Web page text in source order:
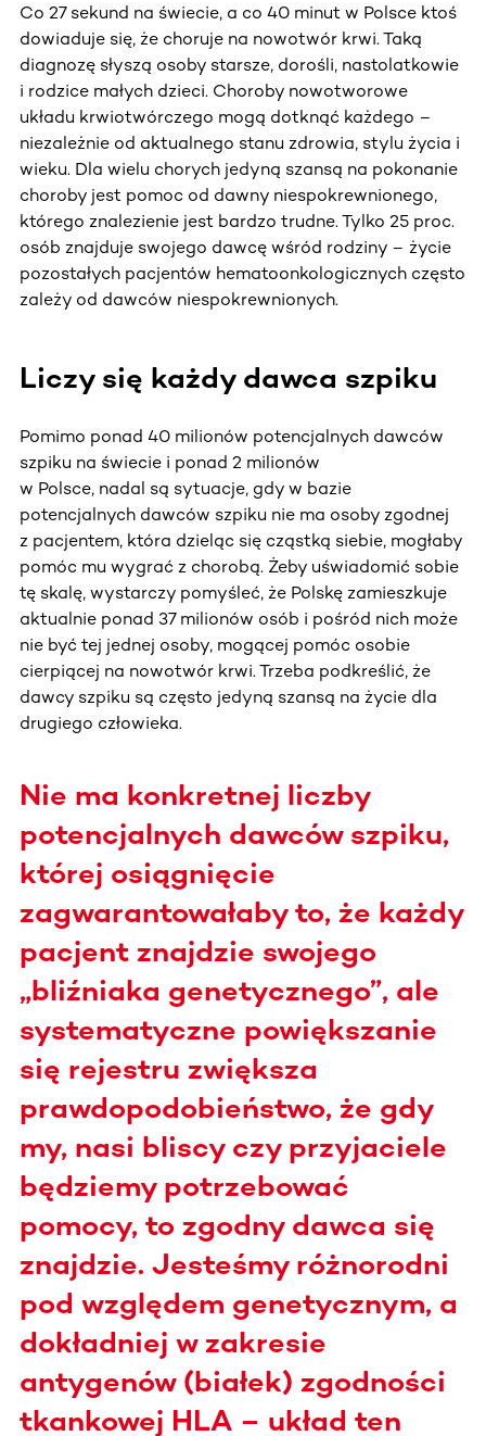
Co 27 sekund na świecie, a co 40 minut w Polsce ktoś
dowiaduje się, że choruje na nowotwór krwi. Taką
diagnozę słyszą osoby starsze, dorośli, nastolatkowie
i rodzice małych dzieci. Choroby nowotworowe
układu krwiotwórczego mogą dotknąć każdego –
niezależnie od aktualnego stanu zdrowia, stylu życia i
wieku. Dla wielu chorych jedyną szansą na pokonanie
choroby jest pomoc od dawny niespokrewnionego,
którego znalezienie jest bardzo trudne. Tylko 25 proc.
osób znajduje swojego dawcę wśród rodziny – życie
pozostałych pacjentów hematoonkologicznych często
zależy od dawców niespokrewnionych.
Liczy się każdy dawca szpiku
Pomimo ponad 40 milionów potencjalnych dawców
szpiku na świecie i ponad 2 milionów
w Polsce, nadal są sytuacje, gdy w bazie
potencjalnych dawców szpiku nie ma osoby zgodnej
z pacjentem, która dzieląc się cząstką siebie, mogłaby
pomóc mu wygrać z chorobą. Żeby uświadomić sobie
tę skalę, wystarczy pomyśleć, że Polskę zamieszkuje
aktualnie ponad 37 milionów osób i pośród nich może
nie być tej jednej osoby, mogącej pomóc osobie
cierpiącej na nowotwór krwi. Trzeba podkreślić, że
dawcy szpiku są często jedyną szansą na życie dla
drugiego człowieka.
Nie ma konkretnej liczby
potencjalnych dawców szpiku,
której osiągnięcie
zagwarantowałaby to, że każdy
pacjent znajdzie swojego
„bliźniaka genetycznego”, ale
systematyczne powiększanie
się rejestru zwiększa
prawdopodobieństwo, że gdy
my, nasi bliscy czy przyjaciele
będziemy potrzebować
pomocy, to zgodny dawca się
znajdzie. Jesteśmy różnorodni
pod względem genetycznym, a
dokładniej w zakresie
antygenów (białek) zgodności
tkankowej HLA – układ ten